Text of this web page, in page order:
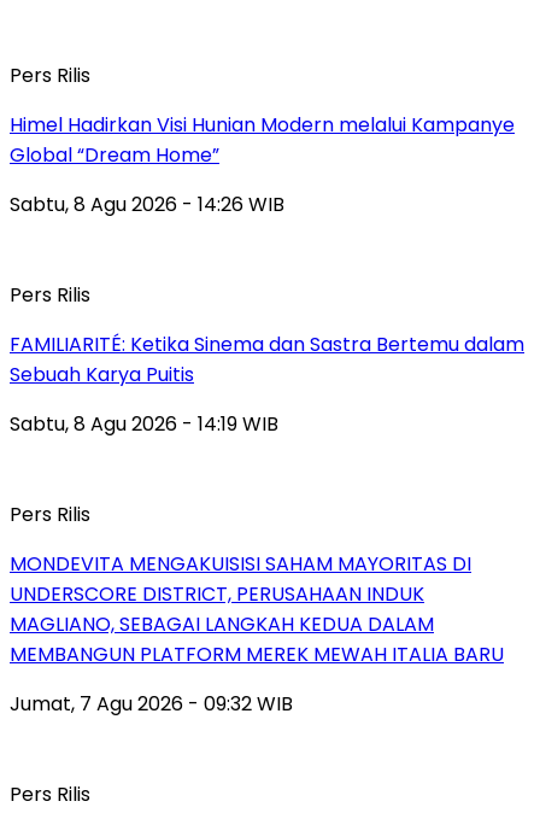
Pers Rilis
Himel Hadirkan Visi Hunian Modern melalui Kampanye
Global “Dream Home”
Sabtu, 8 Agu 2026 - 14:26 WIB
Pers Rilis
FAMILIARITÉ: Ketika Sinema dan Sastra Bertemu dalam
Sebuah Karya Puitis
Sabtu, 8 Agu 2026 - 14:19 WIB
Pers Rilis
MONDEVITA MENGAKUISISI SAHAM MAYORITAS DI
UNDERSCORE DISTRICT, PERUSAHAAN INDUK
MAGLIANO, SEBAGAI LANGKAH KEDUA DALAM
MEMBANGUN PLATFORM MEREK MEWAH ITALIA BARU
Jumat, 7 Agu 2026 - 09:32 WIB
Pers Rilis